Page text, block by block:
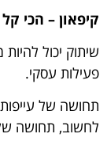
קיפאון – הכי
שיתוק יכול
פעילות עסקי.
תחושה של
לחשוב, תחושה